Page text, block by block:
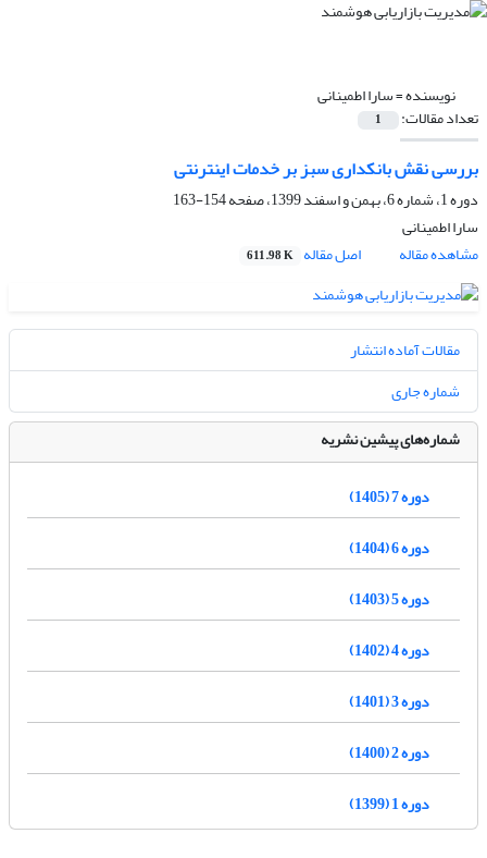
نویسنده =سارا اطمینانی
تعداد مقالات: 1
بررسی نقش بانکداری سبز بر خدمات اینترنتی
دوره 1، شماره 6، بهمن و اسفند 1399، صفحه
154-163
سارا اطمینانی
مشاهده مقاله
اصل مقاله 611.98 K
مقالات آماده انتشار
شماره جاری
شماره‌های پیشین نشریه
دوره 7 (1405)
دوره 6 (1404)
دوره 5 (1403)
دوره 4 (1402)
دوره 3 (1401)
دوره 2 (1400)
دوره 1 (1399)